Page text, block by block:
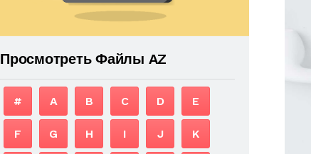
Просмотреть Файлы AZ
# A B C D E
F G H I J K